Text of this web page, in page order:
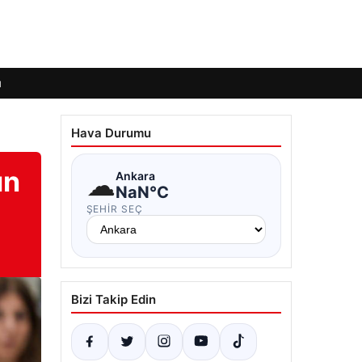
Hava Durumu
☁Ankara
NaN°C
ŞEHIR SEÇ
Bizi Takip Edin